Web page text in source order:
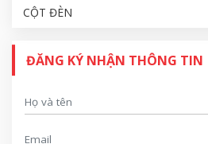
CỘT ĐÈN
ĐĂNG KÝ NHẬN THÔNG TIN